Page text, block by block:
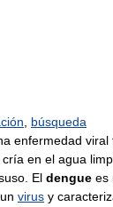
búsqueda
enfermedad
en el agua
El dengue es
virus y